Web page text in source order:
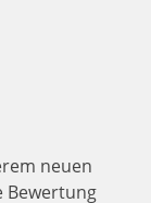
neuen
Bewertung